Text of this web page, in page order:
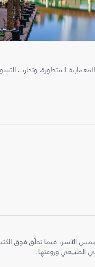
المتطورة، وتجارب
الآسر، فيما تحلّق فوق
الطبيعي وروعتها.